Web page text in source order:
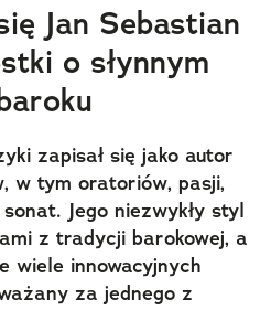
Jan Sebastian
o słynnym
zapisał się jako autor
w tym oratoriów, pasji,
Jego niezwykły styl
z tradycji barokowej, a
wiele innowacyjnych
za jednego z